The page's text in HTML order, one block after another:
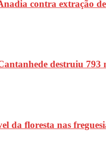
contra extração
destruiu 793
da floresta nas